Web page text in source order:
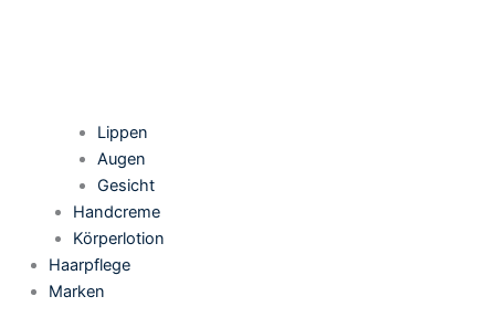
Lippen
Augen
Gesicht
Handcreme
Körperlotion
Haarpflege
Marken